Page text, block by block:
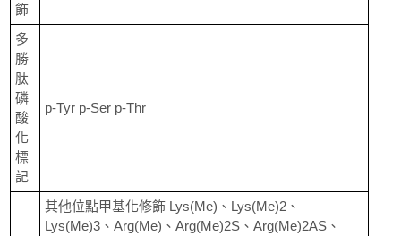
飾
多
勝
肽
磷
酸
化
標
記
p-Tyr p-Ser p-Thr
其他位點甲基化修飾 Lys(Me)、Lys(Me)2、
Lys(Me)3、Arg(Me)、Arg(Me)2S、Arg(Me)2AS、